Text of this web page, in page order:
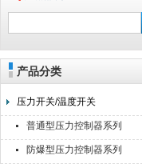
安徽美克斯自动化仪表有限公司
产品分类
压力开关/温度开关
普通型压力控制器系列
防爆型压力控制器系列